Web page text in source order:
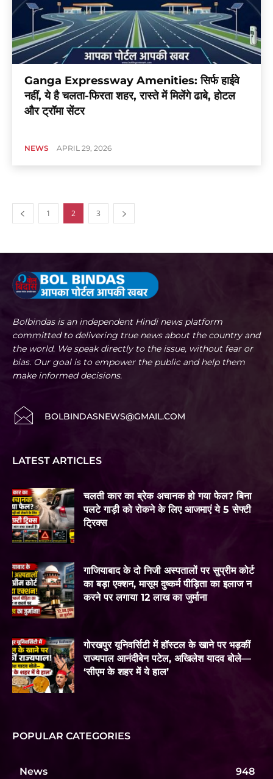
Ganga Expressway Amenities: सिर्फ हाईवे
नहीं, ये है चलता-फिरता शहर, रास्ते में मिलेंगे ढाबे, होटल
और ट्रॉमा सेंटर
NEWS APRIL 29, 2026
1 2 3
Bolbindas is an independent Hindi news platform
committed to delivering true news about the country and
the world. We speak directly to the issue, without fear or
bias. Our goal is to empower the public and help them
make informed decisions.
BOLBINDASNEWS@GMAIL.COM
LATEST ARTICLES
चलती कार का ब्रेक अचानक हो गया फेल? बिना
पलटे गाड़ी को रोकने के लिए आजमाएं ये 5 सेफ्टी
ट्रिक्स
गाजियाबाद के दो निजी अस्पतालों पर सुप्रीम कोर्ट
का बड़ा एक्शन, मासूम दुष्कर्म पीड़िता का इलाज न
करने पर लगाया 12 लाख का जुर्माना
गोरखपुर यूनिवर्सिटी में हॉस्टल के खाने पर भड़कीं
राज्यपाल आनंदीबेन पटेल, अखिलेश यादव बोले—
‘सीएम के शहर में ये हाल’
POPULAR CATEGORIES
News 948